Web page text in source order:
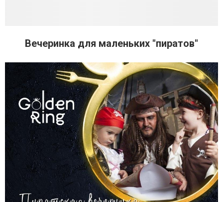
Вечеринка для маленьких "пиратов"